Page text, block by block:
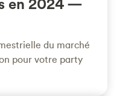
en 2024 —
du marché
pour votre party